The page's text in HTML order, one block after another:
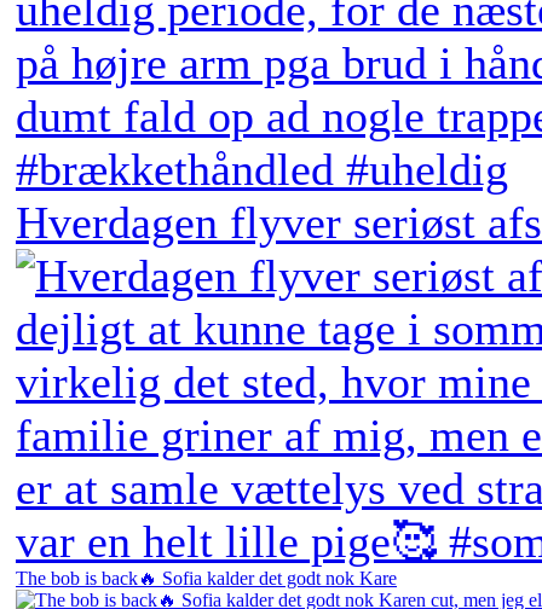
Hverdagen flyver seriøst
The bob is back🔥 Sofia kalder det godt nok Kare